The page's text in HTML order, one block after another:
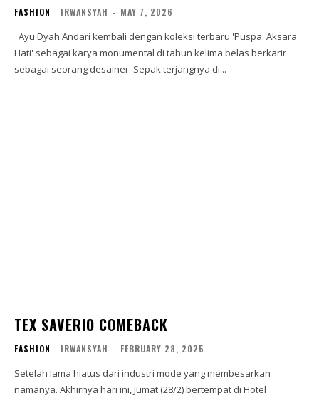
FASHION IRWANSYAH - MAY 7, 2026
Hati' sebagai karya monumental di tahun kelima belas berkarir
sebagai seorang desainer. Sepak terjangnya di...
TEX SAVERIO COMEBACK
FASHION IRWANSYAH - FEBRUARY 28, 2025
Setelah lama hiatus dari industri mode yang membesarkan
namanya. Akhirnya hari ini, Jumat (28/2) bertempat di Hotel